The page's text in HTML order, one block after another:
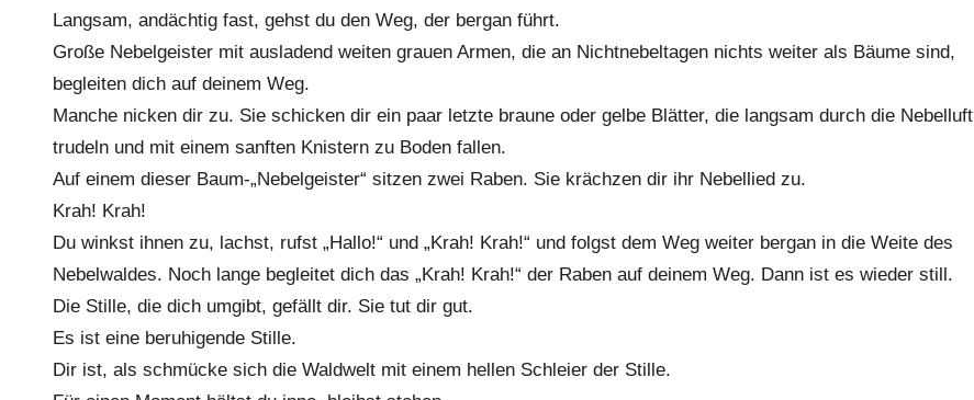
Langsam, andächtig fast, gehst du den Weg, der bergan führt.
Große Nebelgeister mit ausladend weiten grauen Armen, die an Nichtnebeltagen nichts weiter als Bäume sind,
begleiten dich auf deinem Weg.
Manche nicken dir zu. Sie schicken dir ein paar letzte braune oder gelbe Blätter, die langsam durch die Nebelluft
trudeln und mit einem sanften Knistern zu Boden fallen.
Auf einem dieser Baum-„Nebelgeister“ sitzen zwei Raben. Sie krächzen dir ihr Nebellied zu.
Krah! Krah!
Du winkst ihnen zu, lachst, rufst „Hallo!“ und „Krah! Krah!“ und folgst dem Weg weiter bergan in die Weite des
Nebelwaldes. Noch lange begleitet dich das „Krah! Krah!“ der Raben auf deinem Weg. Dann ist es wieder still.
Die Stille, die dich umgibt, gefällt dir. Sie tut dir gut.
Es ist eine beruhigende Stille.
Dir ist, als schmücke sich die Waldwelt mit einem hellen Schleier der Stille.